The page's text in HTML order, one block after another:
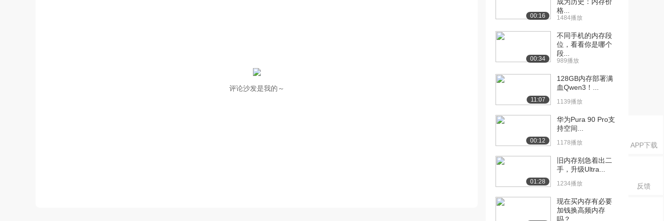
APP下载
反馈
评论沙发是我的～
00:16
格...
1484播放
00:34
不同手机的内存段
位，看看你是哪个
段...
989播放
11:07
128GB内存部署满
血Qwen3！...
1139播放
00:12
华为Pura 90 Pro支
持空间...
1178播放
01:28
旧内存别急着出二
手，升级Ultra...
1234播放
现在买内存有必要
加钱换高频内存
吗？